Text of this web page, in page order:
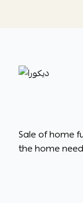
ديكورا
Sale of home
the home